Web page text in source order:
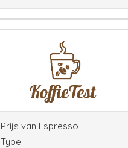
Prijs van Espresso
Type